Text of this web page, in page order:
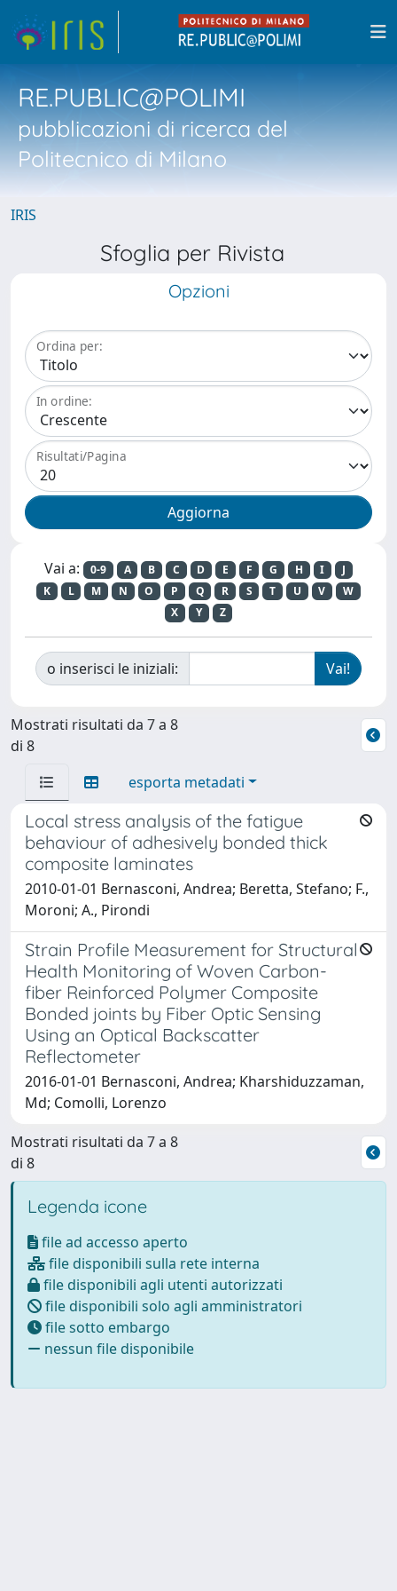
RE.PUBLIC@POLIMI
pubblicazioni di ricerca del
Politecnico di Milano
IRIS
Sfoglia per Rivista
Opzioni
Ordina per:
In ordine:
Risultati/Pagina
Vai a: 0-9 A B C D E F G H I
J
K
L M N O P Q R S T U V
W
X
Y Z
o inserisci le iniziali:
Mostrati risultati da 7 a 8
di 8
esporta metadati
Local stress analysis of the fatigue
behaviour of adhesively bonded thick
composite laminates
2010-01-01 Bernasconi, Andrea; Beretta, Stefano; F.,
Moroni; A., Pirondi
Strain Profile Measurement for Structural
Health Monitoring of Woven Carbon-
fiber Reinforced Polymer Composite
Bonded joints by Fiber Optic Sensing
Using an Optical Backscatter
Reflectometer
2016-01-01 Bernasconi, Andrea; Kharshiduzzaman,
Md; Comolli, Lorenzo
Mostrati risultati da 7 a 8
di 8
Legenda icone
file ad accesso aperto
file disponibili sulla rete interna
file disponibili agli utenti autorizzati
file disponibili solo agli amministratori
file sotto embargo
nessun file disponibile